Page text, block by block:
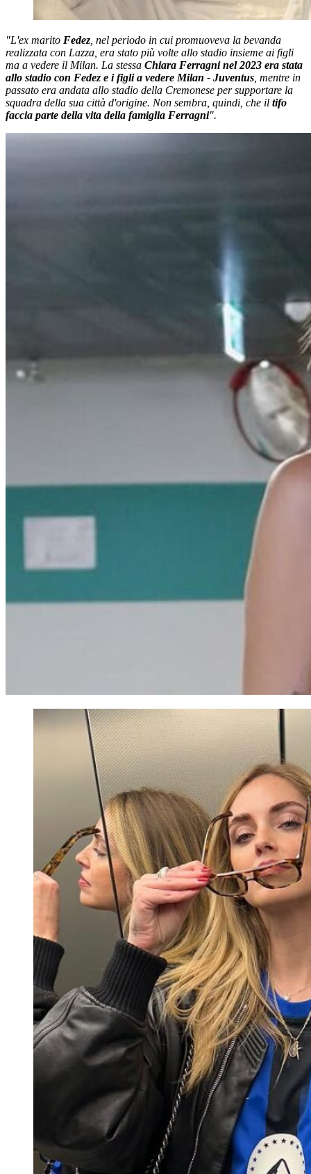
"L'ex marito Fedez , nel periodo in cui promuoveva la bevanda
realizzata con Lazza, era stato più volte allo stadio insieme ai figli
ma a vedere il Milan. La stessa Chiara Ferragni nel 2023 era stata
allo stadio con Fedez e i figli a vedere Milan - Juventus mentre in
passato era andata allo stadio della Cremonese per supportare la
squadra della sua città d'origine. Non sembra, quindi, che il tifo
faccia parte della vita della famiglia Ferragni".